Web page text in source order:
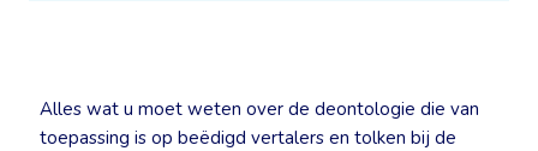
Alles wat u moet weten over de deontologie die van
toepassing is op beëdigd vertalers en tolken bij de